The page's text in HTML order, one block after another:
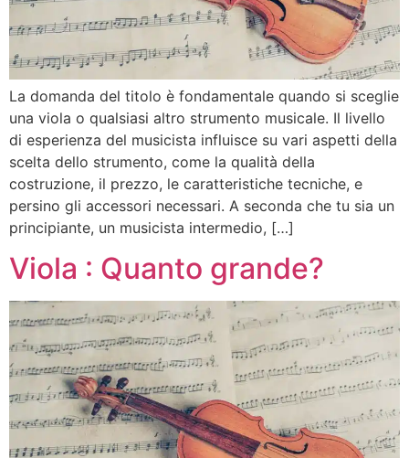
La domanda del titolo è fondamentale quando si sceglie
una viola o qualsiasi altro strumento musicale. Il livello
di esperienza del musicista influisce su vari aspetti della
scelta dello strumento, come la qualità della
costruzione, il prezzo, le caratteristiche tecniche, e
persino gli accessori necessari. A seconda che tu sia un
principiante, un musicista intermedio, […]
Viola : Quanto grande?